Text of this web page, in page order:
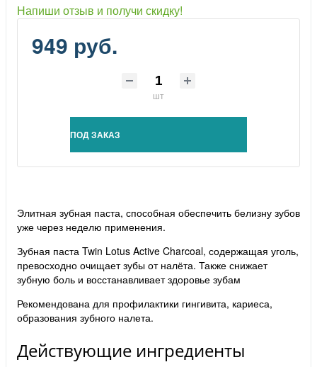
Напиши отзыв и получи скидку!
949 руб.
шт
ПОД ЗАКАЗ
Элитная зубная паста, способная обеспечить белизну зубов
уже через неделю применения.
Зубная паста Twin Lotus Active Charcoal, содержащая уголь,
превосходно очищает зубы от налёта. Также снижает
зубную боль и восстанавливает здоровье зубам
Рекомендована для профилактики гингивита, кариеса,
образования зубного налета.
Действующие ингредиенты